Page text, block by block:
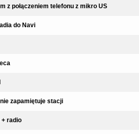
z połączeniem telefonu z mikro US
do Navi
zapamiętuje stacji
+ radio